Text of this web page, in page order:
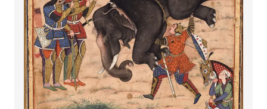
گوستاو کلیمت